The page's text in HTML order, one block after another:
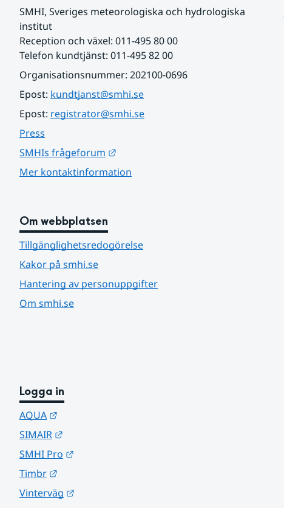
SMHI, Sveriges meteorologiska och hydrologiska
institut
Reception och växel: 011-495 80 00
Telefon kundtjänst: 011-495 82 00
Organisationsnummer: 202100-0696
Epost: kundtjanst@smhi.se
Epost: registrator@smhi.se
Press
SMHIs frågeforum
Mer kontaktinformation
Om webbplatsen
Tillgänglighetsredogörelse
Kakor på smhi.se
Hantering av personuppgifter
Om smhi.se
Logga in
AQUA
SIMAIR
SMHI Pro
Timbr
Vinterväg